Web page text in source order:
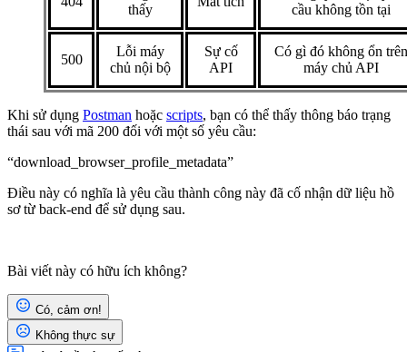
thấy
cầu không tồn tại
500
Lỗi máy
chủ nội bộ
Sự cố
API
Có gì đó không ổn trên
máy chủ API
Khi sử dụng Postman hoặc scripts, bạn có thể thấy thông báo trạng
thái sau với mã 200 đối với một số yêu cầu:
“download_browser_profile_metadata”
Điều này có nghĩa là yêu cầu thành công này đã cố nhận dữ liệu hồ
sơ từ back-end để sử dụng sau.
Bài viết này có hữu ích không?
Có, cảm ơn!
Không thực sự